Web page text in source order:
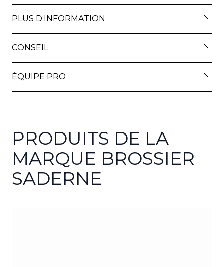
PLUS D’INFORMATION
CONSEIL
ÉQUIPE PRO
PRODUITS DE LA
MARQUE BROSSIER
SADERNE